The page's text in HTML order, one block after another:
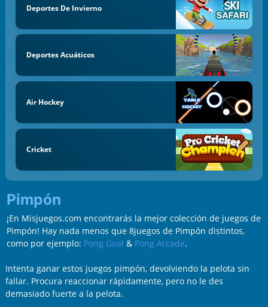
Deportes De Invierno
Deportes Acuáticos
Air Hockey
Cricket
Pimpón
¡En Misjuegos.com encontrarás la mejor colección de juegos de
Pimpón! Hay nada menos que 8juegos de Pimpón distintos,
como por ejemplo: Pong Goal & Pong Arcade.
Intenta ganar estos juegos pimpón, devolviendo la pelota sin
fallar. Procura reaccionar rápidamente, pero no le des
demasiado fuerte a la pelota.